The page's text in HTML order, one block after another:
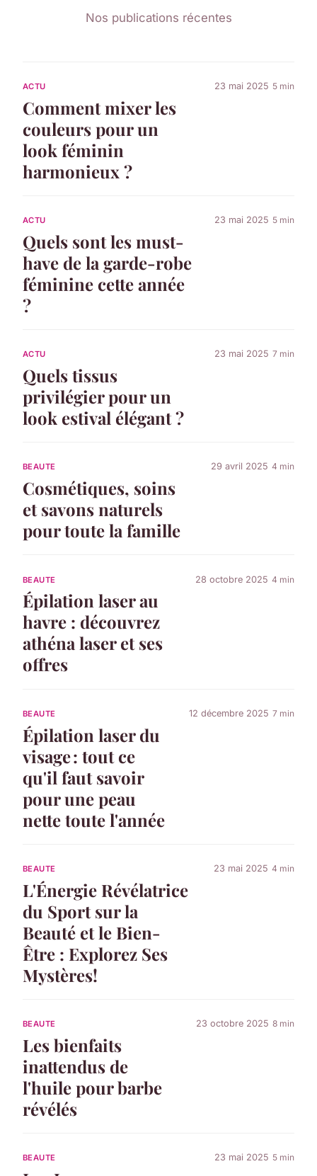
Nos publications récentes
ACTU
Comment mixer les
couleurs pour un
look féminin
harmonieux ?
23 mai 2025 5 min
ACTU
Quels sont les must-
have de la garde-robe
féminine cette année
?
23 mai 2025 5 min
ACTU
Quels tissus
privilégier pour un
look estival élégant ?
23 mai 2025 7 min
BEAUTE
Cosmétiques, soins
et savons naturels
pour toute la famille
29 avril 2025 4 min
BEAUTE
Épilation laser au
havre : découvrez
athéna laser et ses
offres
28 octobre 2025 4 min
BEAUTE
Épilation laser du
visage : tout ce
qu'il faut savoir
pour une peau
nette toute l'année
12 décembre 2025 7 min
BEAUTE
L'Énergie Révélatrice
du Sport sur la
Beauté et le Bien-
Être : Explorez Ses
Mystères!
23 mai 2025 4 min
BEAUTE
Les bienfaits
inattendus de
l'huile pour barbe
révélés
23 octobre 2025 8 min
BEAUTE 23 mai 2025 5 min